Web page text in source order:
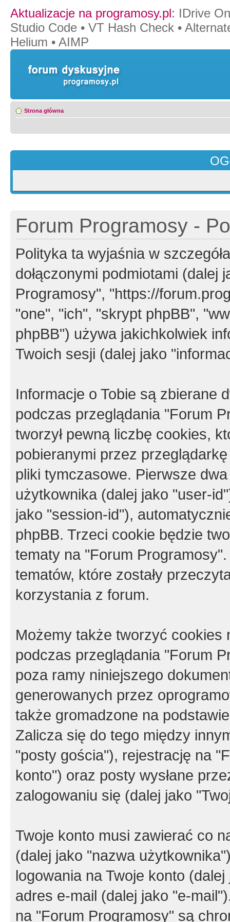
Aktualizacje na programosy.pl: IDrive
Studio Code • VT Hash Check •
Helium • AIMP
Strona główna
Forum Programosy -
Polityka ta wyjaśnia w
dołączonymi podmiotami (dalej
Programosy", "https://
"one", "ich", "skrypt phpBB",
phpBB") używa jakichkolwiek
Twoich sesji (dalej jako
Informacje o Tobie są zbierane
podczas przeglądania "Forum
tworzył pewną liczbę cookies,
pobieranymi przez
pliki tymczasowe. Pierwsze
użytkownika (dalej jako "user-
jako "session-id"),
phpBB. Trzeci cookie będzie
tematy na "Forum
tematów, które zostały
korzystania z forum.
Możemy także tworzyć cookies
podczas przeglądania "Forum
poza ramy niniejszego
generowanych przez
także gromadzone na
Zalicza się do tego między
"posty gościa"), rejestrację na
konto") oraz posty wysłane
zalogowaniu się (dalej jako
Twoje konto musi zawierać co
(dalej jako "nazwa
logowania na Twoje konto
adres e-mail (dalej jako "e-
na "Forum Programosy" są